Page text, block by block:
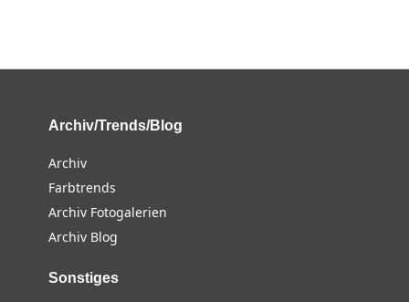
Archiv/Trends/Blog
Archiv
Farbtrends
Archiv Fotogalerien
Archiv Blog
Sonstiges